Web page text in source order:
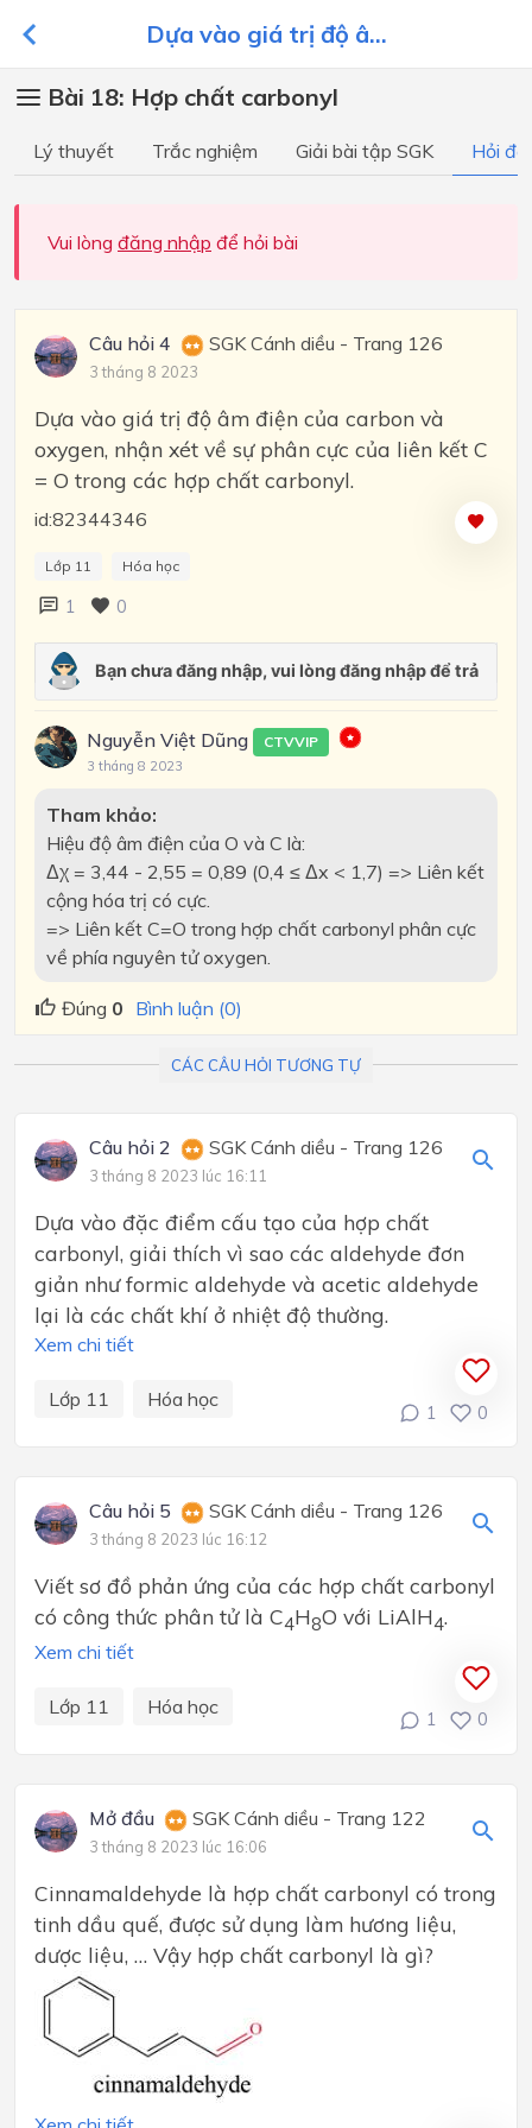
Dựa vào giá trị độ â...
Bài 18: Hợp chất carbonyl
Lý thuyết Trắc nghiệm Giải bài tập SGK Hỏi
Vui lòng đăng nhập để hỏi bài
Câu hỏi 4 SGK Cánh diều - Trang 126
3 tháng 8 2023
Dựa vào giá trị độ âm điện của carbon và
oxygen, nhận xét về sự phân cực của liên kết C
= O trong các hợp chất carbonyl.
id:82344346
Lớp 11 Hóa học
1 0
Nguyễn Việt Dũng CTVVIP
3 tháng 8 2023
Tham khảo:
Hiệu độ âm điện của O và C là:
Δχ = 3,44 - 2,55 = 0,89 (0,4 ≤ Δx < 1,7) => Liên kết
cộng hóa trị có cực.
=> Liên kết C=O trong hợp chất carbonyl phân cực
về phía nguyên tử oxygen.
Đúng 0 Bình luận (0)
CÁC CÂU HỎI TƯƠNG TỰ
Câu hỏi 2 SGK Cánh diều - Trang 126
3 tháng 8 2023 lúc 16:11
Dựa vào đặc điểm cấu tạo của hợp chất
carbonyl, giải thích vì sao các aldehyde đơn
giản như formic aldehyde và acetic aldehyde
lại là các chất khí ở nhiệt độ thường.
Xem chi tiết
Lớp 11 Hóa học
1 0
Câu hỏi 5 SGK Cánh diều - Trang 126
3 tháng 8 2023 lúc 16:12
Viết sơ đồ phản ứng của các hợp chất carbonyl
có công thức phân tử là C4H8O với LiAlH4.
Xem chi tiết
Lớp 11 Hóa học
1 0
Mở đầu SGK Cánh diều - Trang 122
3 tháng 8 2023 lúc 16:06
Cinnamaldehyde là hợp chất carbonyl có trong
tinh dầu quế, được sử dụng làm hương liệu,
dược liệu, … Vậy hợp chất carbonyl là gì?